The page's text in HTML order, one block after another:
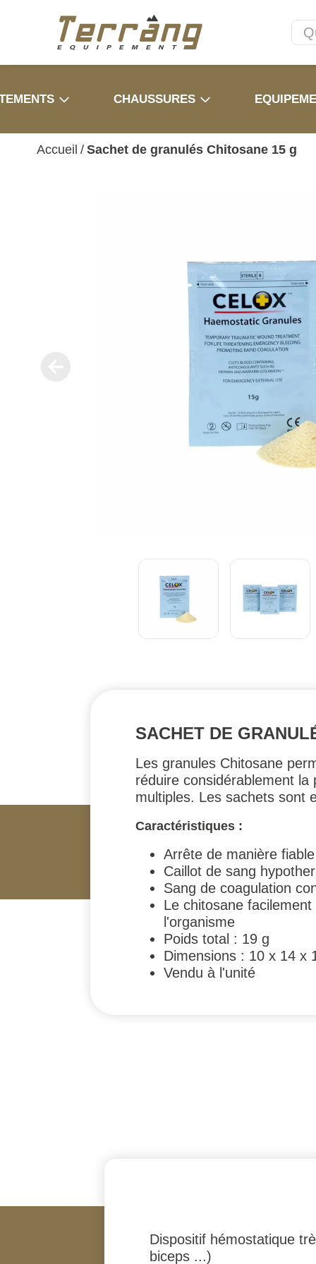
CHAUSSURES
Accueil / Sachet de granulés Chitosane 15 g
SACHET DE
Les granules Chitosane
réduire considérablement
multiples. Les sachets sont
Caractéristiques :
Arrête de manière
Caillot de sang
Sang de coagulation
Le chitosane
l'organisme
Poids total : 19 g
Dimensions : 10 x 14 x
Vendu à l'unité
Dispositif hémostatique
biceps ...)